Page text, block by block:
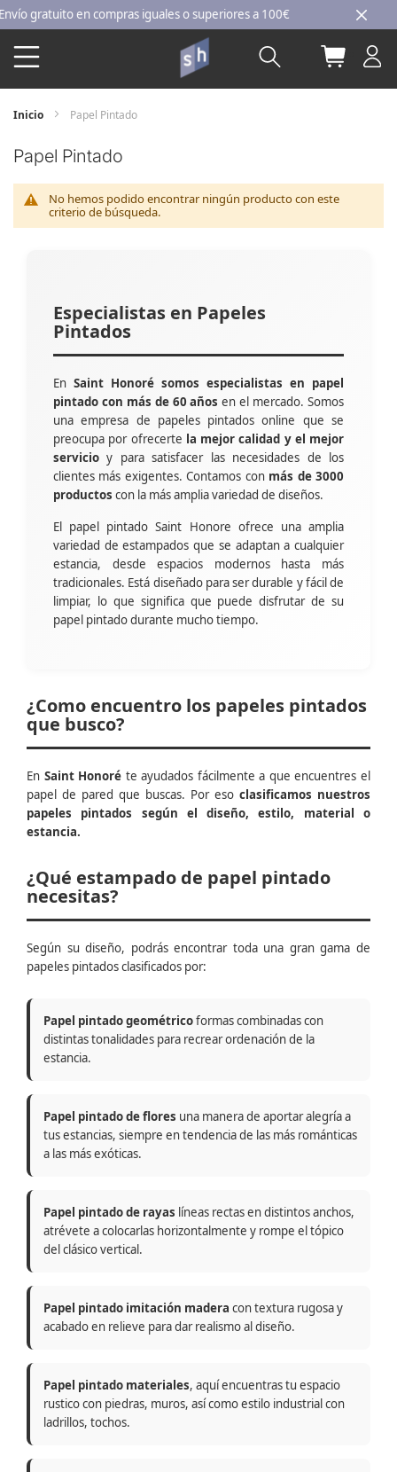
Ir
al
contenido
gratuito en compras iguales o superiores a 100€
Buscar Mi
Inicio Papel Pintado
Papel Pintado
No hemos podido encontrar ningún producto con este
criterio de búsqueda.
Especialistas en Papeles
Pintados
En Saint Honoré somos especialistas en papel
pintado con más de 60 años en el mercado. Somos
una empresa de papeles pintados online que se
preocupa por ofrecerte la mejor calidad y el mejor
servicio y para satisfacer las necesidades de los
clientes más exigentes. Contamos con más de 3000
productos con la más amplia variedad de diseños.
El papel pintado Saint Honore ofrece una amplia
variedad de estampados que se adaptan a cualquier
estancia, desde espacios modernos hasta más
tradicionales. Está diseñado para ser durable y fácil de
limpiar, lo que significa que puede disfrutar de su
papel pintado durante mucho tiempo.
¿Como encuentro los papeles pintados
que busco?
En Saint Honoré te ayudados fácilmente a que encuentres el
papel de pared que buscas. Por eso clasificamos nuestros
papeles pintados según el diseño, estilo, material o
estancia.
¿Qué estampado de papel pintado
necesitas?
Según su diseño, podrás encontrar toda una gran gama de
papeles pintados clasificados por:
Papel pintado geométricoformas combinadas con
distintas tonalidades para recrear ordenación de la
estancia.
Papel pintado de flores una manera de aportar alegría a
tus estancias, siempre en tendencia de las más románticas
a las más exóticas.
Papel pintado de rayas líneas rectas en distintos anchos,
atrévete a colocarlas horizontalmente y rompe el tópico
del clásico vertical.
Papel pintado imitación madera con textura rugosa y
acabado en relieve para dar realismo al diseño.
Papel pintado materiales, aquí encuentras tu espacio
rustico con piedras, muros, así como estilo industrial con
ladrillos, tochos.